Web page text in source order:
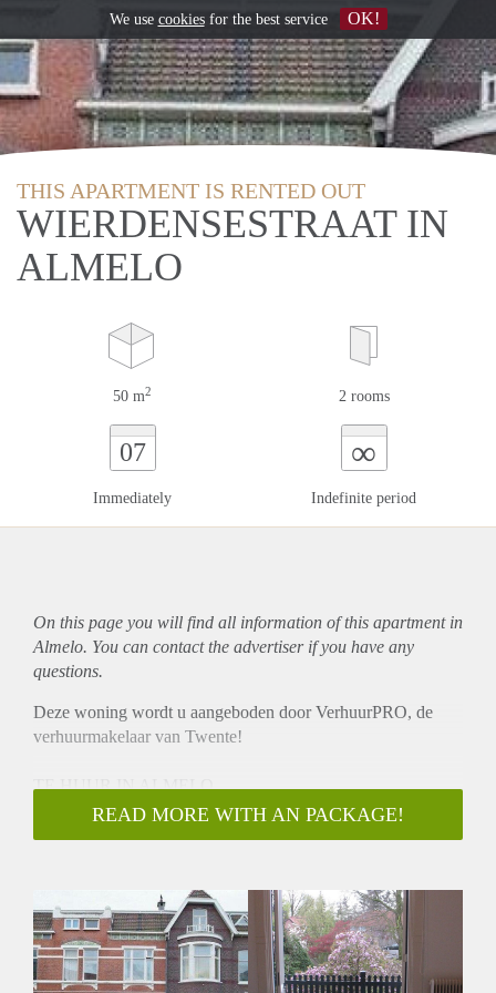
THIS APARTMENT IS RENTED OUT
WIERDENSESTRAAT IN
ALMELO
50 m2 2 rooms
07
Immediately
∞
Indefinite period
On this page you will find all information of this apartmentin
Almelo. You can contact the advertiser if you have any
questions.
Deze woning wordt u aangeboden door VerhuurPRO, de
verhuurmakelaar van Twente!
TE HUUR IN ALMELO
De woning is gelegen op de 1e etage, is netjes gestoffeerd en
heeft een leuk balkon op het zuiden.
badkamer met ligbad en dubbele wastafel, separaat toilet,
keuken en bijkeuken.
BIJZONDERHEDEN:
- Volledig gestoffeerd. Kan ook volledig ingericht worden
READ MORE WITH AN PACKAGE!
We use cookiesfor the best service OK!